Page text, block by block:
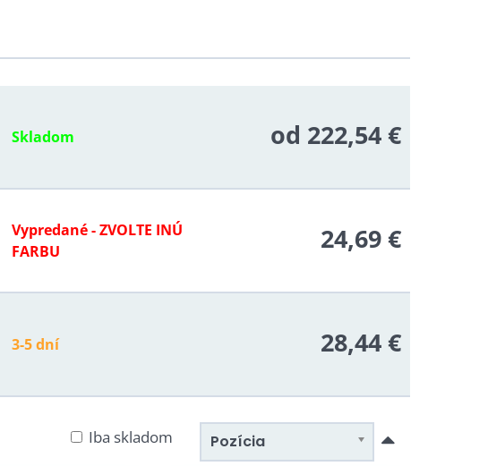
kg. Dostupné najrôznejšie veľkosti. V ponuke máme aj
Skladom od 222,54 €
Vypredané - ZVOLTE INÚ
FARBU
24,69 €
3-5 dní 28,44 €
Pozícia
Iba skladom